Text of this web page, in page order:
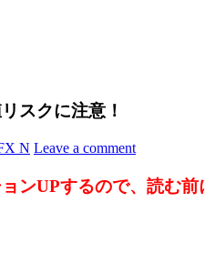
スクに注意！
N Leave a comment
ンUPするので、読む前